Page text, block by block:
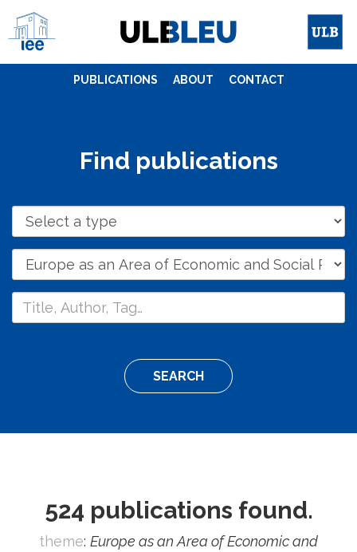
content
PUBLICATIONS ABOUT CONTACT
Find publications
Type
Theme
String
SEARCH
524 publications found.
theme: Europe as an Area of Economic and